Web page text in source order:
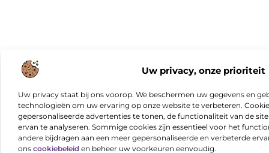
Uw privacy, onze prioriteit
Uw privacy staat bij ons voorop. We beschermen uw gegevens en
technologieën om uw ervaring op onze website te verbeteren.
gepersonaliseerde advertenties te tonen, de functionaliteit van de
ervan te analyseren. Sommige cookies zijn essentieel voor het
andere bijdragen aan een meer gepersonaliseerde en verbeterde
ons cookiebeleid en beheer uw voorkeuren eenvoudig.